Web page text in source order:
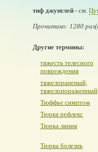
тиф джунглей - см.
Прочитано: 1280
Другие термины:
тяжесть телесного
повреждения
тяжелораненый,
тяжелопораженный
Тюффье симптом
Тюрка рефлекс
Тюрка линия
Тюрка болезнь